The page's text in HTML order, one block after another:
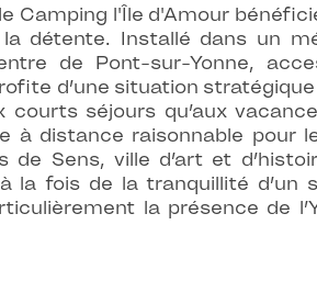
Camping l'Île d'Amour
détente. Installé dans un
de Pont-sur-Yonne,
d’une situation
séjours qu’aux
distance raisonnable pour
Sens, ville d’art et
la fois de la tranquillité
la présence de